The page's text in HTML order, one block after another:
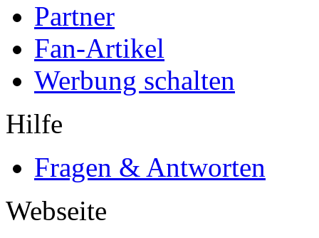
Partner
Fan-Artikel
Werbung schalten
Hilfe
Fragen & Antworten
Webseite